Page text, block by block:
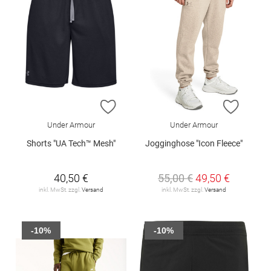
ZUR WUNSCHLISTE HINZUFÜGEN
Under Armour
Shorts "UA Tech™ Mesh"
40,50 €
inkl. MwSt. zzgl. Versand
ZUR
Under Armour
Jogginghose "Icon Fleece"
55,00 €49,50 €
inkl. MwSt. zzgl. Versand
-10% -10%